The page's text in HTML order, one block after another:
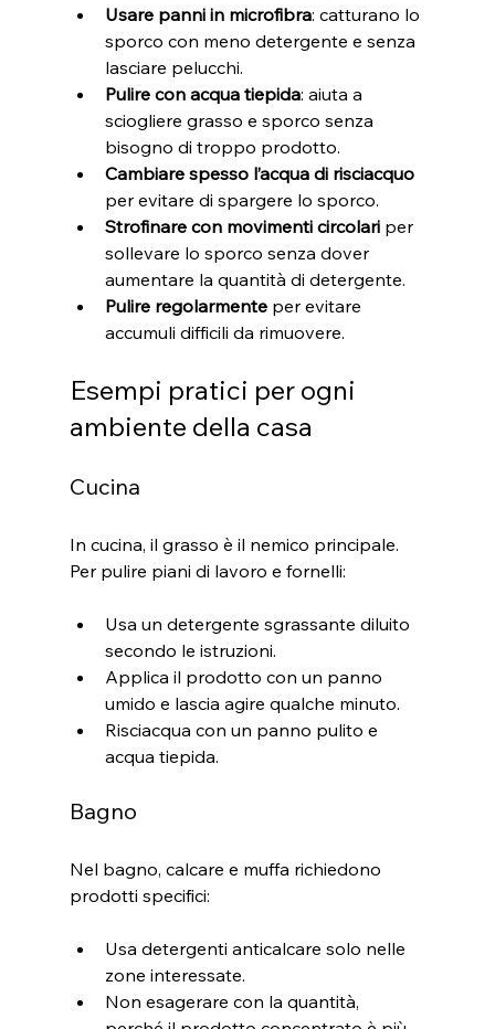
Usare panni in microfibra: catturano lo
sporco con meno detergente e senza
lasciare pelucchi.
Pulire con acqua tiepida: aiuta a
sciogliere grasso e sporco senza
bisogno di troppo prodotto.
Cambiare spesso l’acqua di risciacquo
per evitare di spargere lo sporco.
Strofinare con movimenti circolari per
sollevare lo sporco senza dover
aumentare la quantità di detergente.
Pulire regolarmente per evitare
accumuli difficili da rimuovere.
Esempi pratici per ogni
ambiente della casa
Cucina
In cucina, il grasso è il nemico principale.
Per pulire piani di lavoro e fornelli:
Usa un detergente sgrassante diluito
secondo le istruzioni.
Applica il prodotto con un panno
umido e lascia agire qualche minuto.
Risciacqua con un panno pulito e
acqua tiepida.
Bagno
Nel bagno, calcare e muffa richiedono
prodotti specifici:
Usa detergenti anticalcare solo nelle
zone interessate.
Non esagerare con la quantità,